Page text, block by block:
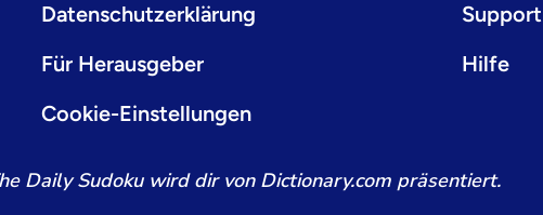
Datenschutzerklärung
Support
Für Herausgeber
Hilfe
Cookie-Einstellungen
Daily Sudoku wird dir von Dictionary.com präsentiert.